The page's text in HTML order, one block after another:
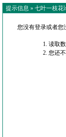
提示信息 » 七叶一枝花
您没有登录或者您
读取
您还